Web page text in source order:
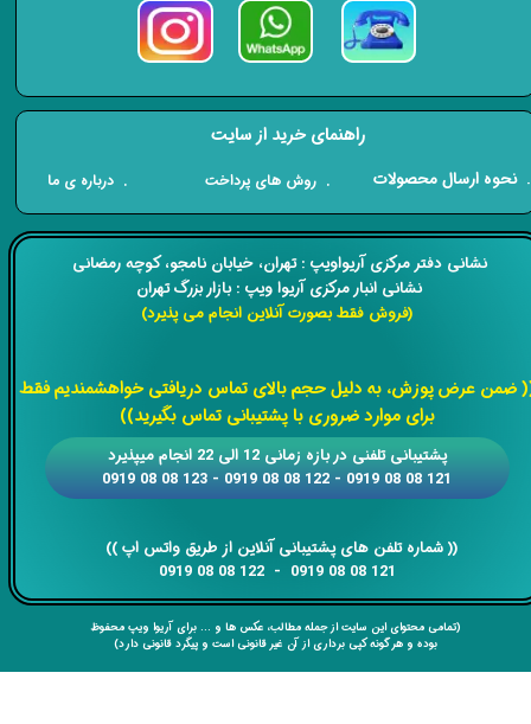
​​نشانی دفتر مرکزی آریواویپ : تهران، خیابان نامجو،کوچه رمضانی
نشانی انبار مرکزی آریوا ویپ : بازار بزرگ تهران
(فروش فقط بصورت آنلاین انجام می پذیرد)
ضمن عرض پوزش، به دلیل حجم بالای تماس دریافتی خواهشمندیم فقط
برای موارد ضروری با پشتیبانی تماس بگیرید))
​​​​​​​​​​​​​​(( ​​​​​​​شماره تلفن های پشتیبانی آنلاین از طریق واتس اپ ))
​​​​​​​121 08 08 0919 - 122 08 08 0919
​​پشتیبانی تلفنی در بازه زمانی 12 الی 22 انجام میپذیرد
121 08 08 0919 - 122 08 08 0919 - 123 08 08 0919
(تمامی محتوای این سایت از جمله مطالب، عکس ها و ... برای آریوا ویپ محفوظ
بوده و هر گونه کپی برداری از آن غیر قانونی است و پیگرد قانونی دارد)
راهنمای خرید از سایت
​. نحوه ارسال محصولات . روش های پرداخت . درباره ی ما